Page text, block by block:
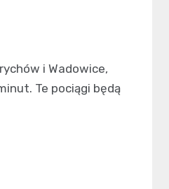
i Wadowice,
Te pociągi będą